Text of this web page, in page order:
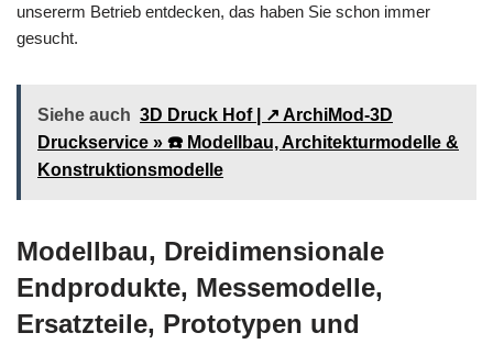
unsererm Betrieb entdecken, das haben Sie schon immer
gesucht.
Siehe auch 3D Druck Hof | ↗️ ArchiMod-3D
Druckservice » ☎️ Modellbau, Architekturmodelle &
Konstruktionsmodelle
Modellbau, Dreidimensionale
Endprodukte, Messemodelle,
Ersatzteile, Prototypen und